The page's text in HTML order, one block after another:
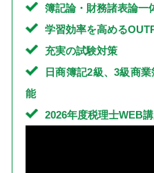
簿記論・財務諸表論一
学習効率を高める
充実の試験対策
日商簿記2級、3級商
能
2026年度税理士WEB